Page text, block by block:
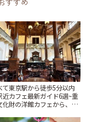
て東京駅から徒歩5分以内
カフェ最新ガイド6選~重
化財の洋館カフェから、改